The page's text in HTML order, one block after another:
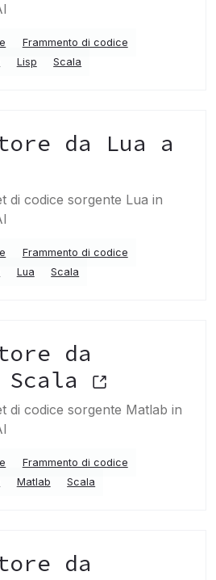
Frammento di codice
Lisp Scala
da Lua a
di codice sorgente Lua in
Frammento di codice
Lua Scala
da
di codice sorgente Matlab in
Frammento di codice
Matlab Scala
da